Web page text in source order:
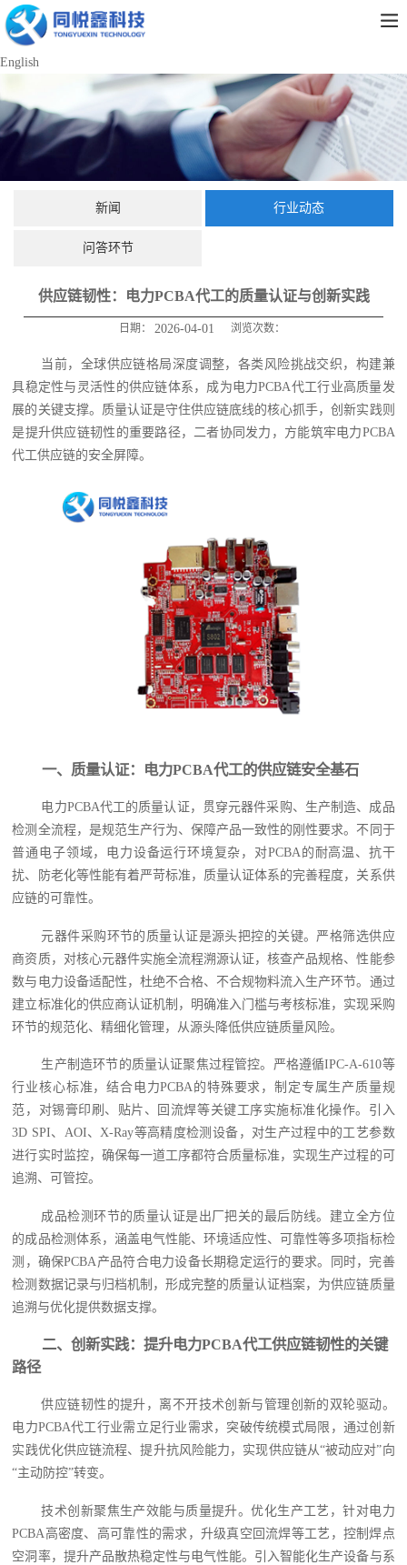
English
新闻 行业动态
问答环节
供应链韧性：电力PCBA代工的质量认证与创新实践
日期： 2026-04-01 浏览次数：
当前，全球供应链格局深度调整，各类风险挑战交织，构建兼
具稳定性与灵活性的供应链体系，成为电力PCBA代工行业高质量发
展的关键支撑。质量认证是守住供应链底线的核心抓手，创新实践则
是提升供应链韧性的重要路径，二者协同发力，方能筑牢电力PCBA
代工供应链的安全屏障。
一、质量认证：电力PCBA代工的供应链安全基石
电力PCBA代工的质量认证，贯穿元器件采购、生产制造、成品
检测全流程，是规范生产行为、保障产品一致性的刚性要求。不同于
普通电子领域，电力设备运行环境复杂，对PCBA的耐高温、抗干
扰、防老化等性能有着严苛标准，质量认证体系的完善程度，关系供
应链的可靠性。
元器件采购环节的质量认证是源头把控的关键。严格筛选供应
商资质，对核心元器件实施全流程溯源认证，核查产品规格、性能参
数与电力设备适配性，杜绝不合格、不合规物料流入生产环节。通过
建立标准化的供应商认证机制，明确准入门槛与考核标准，实现采购
环节的规范化、精细化管理，从源头降低供应链质量风险。
生产制造环节的质量认证聚焦过程管控。严格遵循IPC-A-610等
行业核心标准，结合电力PCBA的特殊要求，制定专属生产质量规
范，对锡膏印刷、贴片、回流焊等关键工序实施标准化操作。引入
3D SPI、AOI、X-Ray等高精度检测设备，对生产过程中的工艺参数
进行实时监控，确保每一道工序都符合质量标准，实现生产过程的可
追溯、可管控。
成品检测环节的质量认证是出厂把关的最后防线。建立全方位
的成品检测体系，涵盖电气性能、环境适应性、可靠性等多项指标检
测，确保PCBA产品符合电力设备长期稳定运行的要求。同时，完善
检测数据记录与归档机制，形成完整的质量认证档案，为供应链质量
追溯与优化提供数据支撑。
二、创新实践：提升电力PCBA代工供应链韧性的关键
路径
供应链韧性的提升，离不开技术创新与管理创新的双轮驱动。
电力PCBA代工行业需立足行业需求，突破传统模式局限，通过创新
实践优化供应链流程、提升抗风险能力，实现供应链从“被动应对”向
“主动防控”转变。
技术创新聚焦生产效能与质量提升。优化生产工艺，针对电力
PCBA高密度、高可靠性的需求，升级真空回流焊等工艺，控制焊点
空洞率，提升产品散热稳定性与电气性能。引入智能化生产设备与系